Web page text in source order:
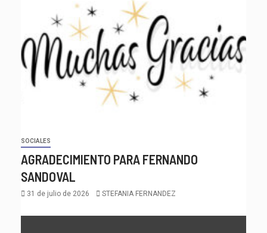
SOCIALES
AGRADECIMIENTO PARA FERNANDO
SANDOVAL
31 de julio de 2026 STEFANIA FERNANDEZ